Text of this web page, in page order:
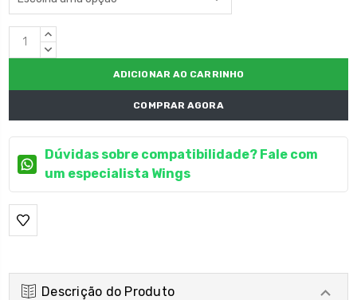
EstoqueQUANTIDADE
CRESCENTE:
QUANTIDADE
COMPRAR AGORA
Dúvidas sobre compatibilidade? Fale com
um especialista Wings
Descrição do Produto